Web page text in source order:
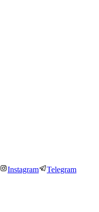
Instagram Telegram